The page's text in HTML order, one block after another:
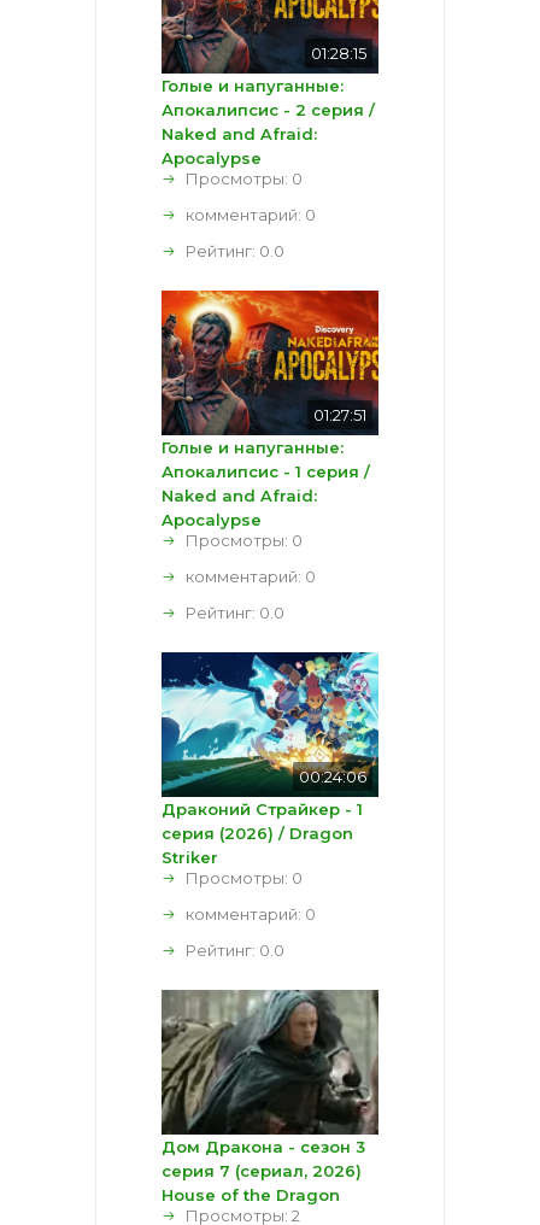
01:28:15
Голые и напуганные:
Апокалипсис - 2 серия /
Naked and Afraid:
Apocalypse
Просмотры: 0
комментарий: 0
Рейтинг: 0.0
01:27:51
Голые и напуганные:
Апокалипсис - 1 серия /
Naked and Afraid:
Apocalypse
Просмотры: 0
комментарий: 0
Рейтинг: 0.0
00:24:06
Драконий Страйкер - 1
серия (2026) / Dragon
Striker
Просмотры: 0
комментарий: 0
Рейтинг: 0.0
Дом Дракона - сезон 3
серия 7 (сериал, 2026)
House of the Dragon
Просмотры: 2